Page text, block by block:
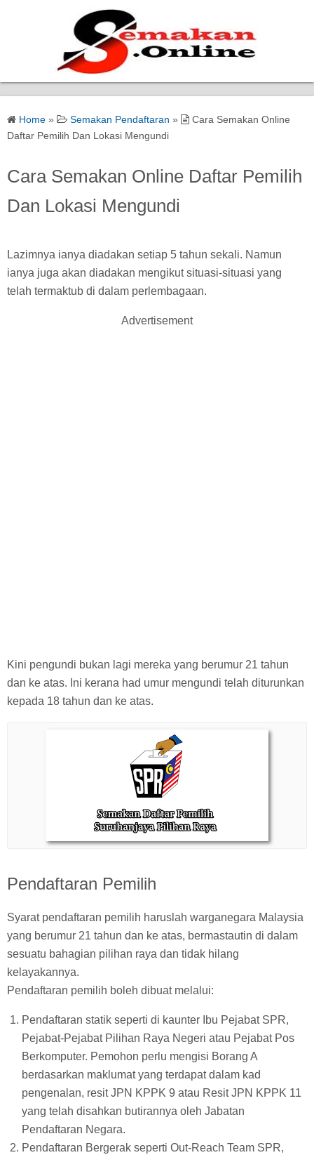
Home
Bantuan Kerajaan
Biasiswa
Pendidikan
Home » Semakan Pendaftaran »
Cara Semakan Online
Daftar Pemilih Dan Lokasi Mengundi
Cara Semakan Online Daftar Pemilih
Dan Lokasi Mengundi
Lazimnya ianya diadakan setiap 5 tahun sekali. Namun
ianya juga akan diadakan mengikut situasi-situasi yang
telah termaktub di dalam perlembagaan.
Advertisement
Kini pengundi bukan lagi mereka yang berumur 21 tahun
dan ke atas. Ini kerana had umur mengundi telah diturunkan
kepada 18 tahun dan ke atas.
Pendaftaran Pemilih
Syarat pendaftaran pemilih haruslah warganegara Malaysia
yang berumur 21 tahun dan ke atas, bermastautin di dalam
sesuatu bahagian pilihan raya dan tidak hilang
kelayakannya.
Pendaftaran pemilih boleh dibuat melalui:
Pendaftaran statik seperti di kaunter Ibu Pejabat SPR,
Pejabat-Pejabat Pilihan Raya Negeri atau Pejabat Pos
Berkomputer. Pemohon perlu mengisi Borang A
berdasarkan maklumat yang terdapat dalam kad
pengenalan, resit JPN KPPK 9 atau Resit JPN KPPK 11
yang telah disahkan butirannya oleh Jabatan
Pendaftaran Negara.
Pendaftaran Bergerak seperti Out-Reach Team SPR,